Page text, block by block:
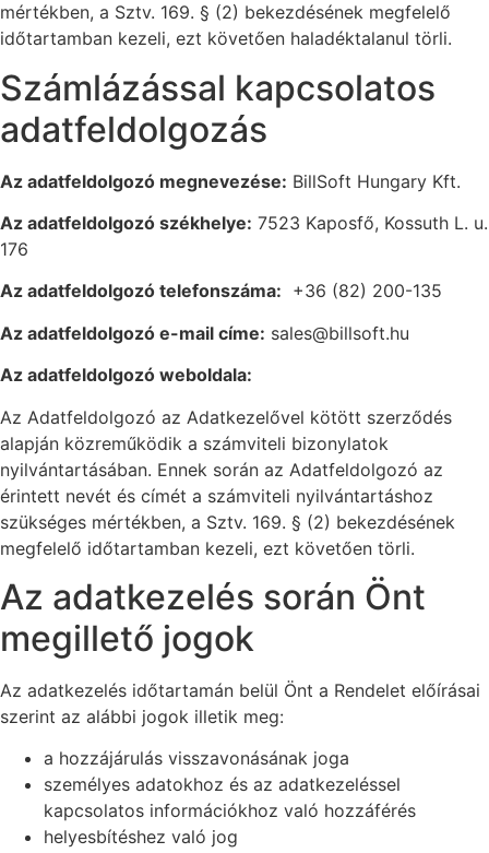
mértékben, a Sztv. 169. § (2) bekezdésének megfelelő
időtartamban kezeli, ezt követően haladéktalanul törli.
Számlázással kapcsolatos
adatfeldolgozás
Az adatfeldolgozó megnevezése: BillSoft Hungary Kft.
Az adatfeldolgozó székhelye: 7523 Kaposfő, Kossuth L. u.
176
Az adatfeldolgozó telefonszáma: +36 (82) 200-135
Az adatfeldolgozó e-mail címe: sales@billsoft.hu
Az adatfeldolgozó weboldala:
Az Adatfeldolgozó az Adatkezelővel kötött szerződés
alapján közreműködik a számviteli bizonylatok
nyilvántartásában. Ennek során az Adatfeldolgozó az
érintett nevét és címét a számviteli nyilvántartáshoz
szükséges mértékben, a Sztv. 169. § (2) bekezdésének
megfelelő időtartamban kezeli, ezt követően törli.
Az adatkezelés során Önt
megillető jogok
Az adatkezelés időtartamán belül Önt a Rendelet előírásai
szerint az alábbi jogok illetik meg:
a hozzájárulás visszavonásának joga
személyes adatokhoz és az adatkezeléssel
kapcsolatos információkhoz való hozzáférés
helyesbítéshez való jog